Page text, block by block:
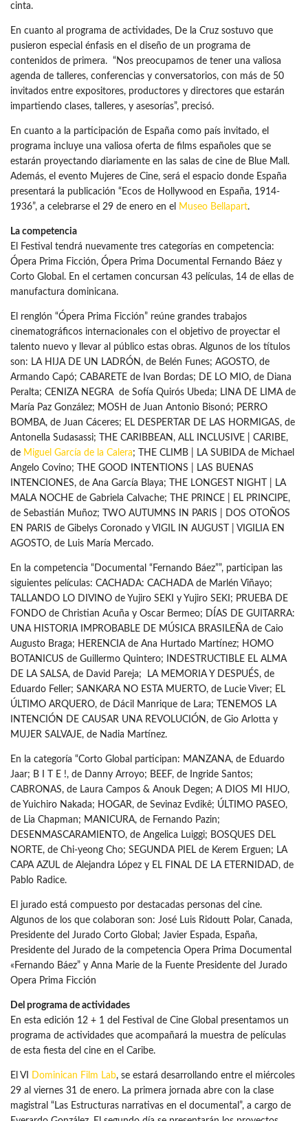
cinta.
En cuanto al programa de actividades, De la Cruz sostuvo que
pusieron especial énfasis en el diseño de un programa de
contenidos de primera. “Nos preocupamos de tener una valiosa
agenda de talleres, conferencias y conversatorios, con más de 50
invitados entre expositores, productores y directores que estarán
impartiendo clases, talleres, y asesorías”, precisó.
En cuanto a la participación de España como país invitado, el
programa incluye una valiosa oferta de films españoles que se
estarán proyectando diariamente en las salas de cine de Blue Mall.
Además, el evento Mujeres de Cine, será el espacio donde España
presentará la publicación “Ecos de Hollywood en España, 1914-
1936”, a celebrarse el 29 de enero en el
Museo Bellapart.
La competencia
El Festival tendrá nuevamente tres categorías en competencia:
Ópera Prima Ficción, Ópera Prima Documental Fernando Báez y
Corto Global. En el certamen concursan 43 películas, 14 de ellas de
manufactura dominicana.
El renglón “Ópera Prima Ficción” reúne grandes trabajos
cinematográficos internacionales con el objetivo de proyectar el
talento nuevo y llevar al público estas obras. Algunos de los títulos
son: LA HIJA DE UN LADRÓN, de Belén Funes; AGOSTO, de
Armando Capó; CABARETE de Ivan Bordas; DE LO MIO, de Diana
Peralta; CENIZA NEGRA de Sofía Quirós Ubeda; LINA DE LIMA de
María Paz González; MOSH de Juan Antonio Bisonó; PERRO
BOMBA, de Juan Cáceres; EL DESPERTAR DE LAS HORMIGAS, de
Antonella Sudasassi; THE CARIBBEAN, ALL INCLUSIVE | CARIBE,
de Miguel García de la Calera; THE CLIMB | LA SUBIDA de Michael
Angelo Covino; THE GOOD INTENTIONS | LAS BUENAS
INTENCIONES, de Ana García Blaya; THE LONGEST NIGHT | LA
MALA NOCHE de Gabriela Calvache; THE PRINCE | EL PRINCIPE,
de Sebastián Muñoz; TWO AUTUMNS IN PARIS | DOS OTOÑOS
EN PARIS de Gibelys Coronado y VIGIL IN AUGUST | VIGILIA EN
AGOSTO, de Luis María Mercado.
En la competencia “Documental “Fernando Báez””, participan las
siguientes películas: CACHADA: CACHADA de Marlén Viñayo;
TALLANDO LO DIVINO de Yujiro SEKI y Yujiro SEKI; PRUEBA DE
FONDO de Christian Acuña y Oscar Bermeo; DÍAS DE GUITARRA:
UNA HISTORIA IMPROBABLE DE MÚSICA BRASILEÑA de Caio
Augusto Braga; HERENCIA de Ana Hurtado Martínez; HOMO
BOTANICUS de Guillermo Quintero; INDESTRUCTIBLE EL ALMA
DE LA SALSA, de David Pareja; LA MEMORIA Y DESPUÉS, de
Eduardo Feller; SANKARA NO ESTA MUERTO, de Lucie Viver; EL
ÚLTIMO ARQUERO, de Dácil Manrique de Lara; TENEMOS LA
INTENCIÓN DE CAUSAR UNA REVOLUCIÓN, de Gio Arlotta y
MUJER SALVAJE, de Nadia Martínez.
En la categoría “Corto Global participan: MANZANA, de Eduardo
Jaar; B I T E !, de Danny Arroyo; BEEF, de Ingride Santos;
CABRONAS, de Laura Campos & Anouk Degen; A DIOS MI HIJO,
de Yuichiro Nakada; HOGAR, de Sevinaz Evdikê; ÚLTIMO PASEO,
de Lia Chapman; MANICURA, de Fernando Pazin;
DESENMASCARAMIENTO, de Angelica Luiggi; BOSQUES DEL
NORTE, de Chi-yeong Cho; SEGUNDA PIEL de Kerem Erguen; LA
CAPA AZUL de Alejandra López y EL FINAL DE LA ETERNIDAD, de
Pablo Radice.
El jurado está compuesto por destacadas personas del cine.
Algunos de los que colaboran son: José Luis Ridoutt Polar, Canada,
Presidente del Jurado Corto Global; Javier Espada, España,
Presidente del Jurado de la competencia Opera Prima Documental
«Fernando Báez” y Anna Marie de la Fuente Presidente del Jurado
Opera Prima Ficción
Del programa de actividades
En esta edición 12 + 1 del Festival de Cine Global presentamos un
programa de actividades que acompañará la muestra de películas
de esta fiesta del cine en el Caribe.
El VI Dominican Film Lab, se estará desarrollando entre el miércoles
29 al viernes 31 de enero. La primera jornada abre con la clase
magistral “Las Estructuras narrativas en el documental”, a cargo de